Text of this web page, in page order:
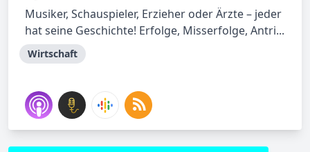
Musiker, Schauspieler, Erzieher oder Ärzte – jeder
hat seine Geschichte! Erfolge, Misserfolge, Antri...
Wirtschaft